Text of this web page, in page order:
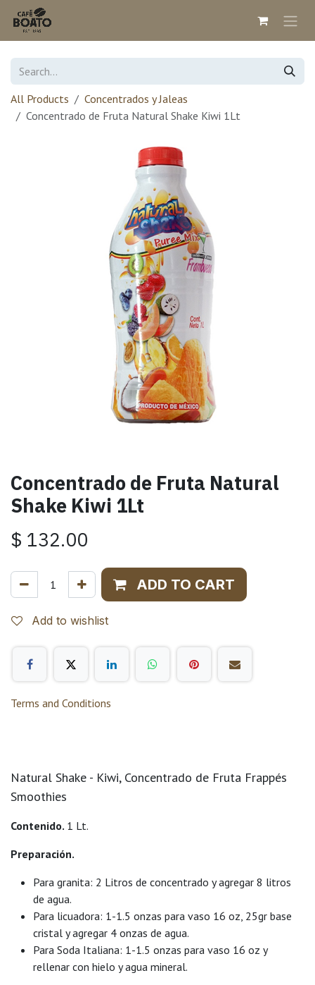
Skip to Content
All Products
Concentrados y Jaleas
Concentrado de Fruta Natural Shake Kiwi 1Lt
Concentrado de Fruta Natural
Shake Kiwi 1Lt
$ 132.00
ADD TO CART
Add to wishlist
Terms and Conditions
Natural Shake - Kiwi, Concentrado de Fruta Frappés
Smoothies
Contenido. 1 Lt.
Preparación.
Para granita: 2 Litros de concentrado y agregar 8 litros
de agua.
Para licuadora: 1-1.5 onzas para vaso 16 oz, 25gr base
cristal y agregar 4 onzas de agua.
Para Soda Italiana: 1-1.5 onzas para vaso 16 oz y
rellenar con hielo y agua mineral.